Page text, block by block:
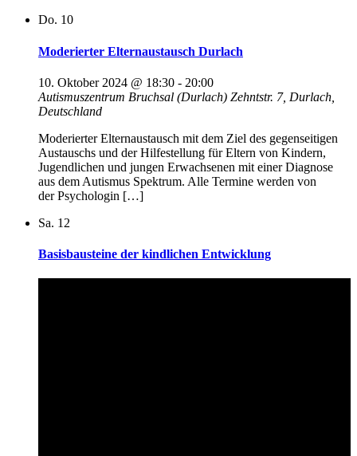
Do. 10
Moderierter Elternaustausch Durlach
10. Oktober 2024 @ 18:30 - 20:00
Autismuszentrum Bruchsal (Durlach) Zehntstr. 7, Durlach,
Deutschland
Moderierter Elternaustausch mit dem Ziel des gegenseitigen
Austauschs und der Hilfestellung für Eltern von Kindern,
Jugendlichen und jungen Erwachsenen mit einer Diagnose
aus dem Autismus Spektrum. Alle Termine werden von
der Psychologin […]
Sa. 12
Basisbausteine der kindlichen Entwicklung